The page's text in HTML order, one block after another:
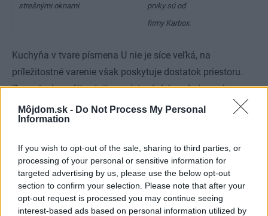
Môjdom.sk - Do Not Process My Personal
Information
If you wish to opt-out of the sale, sharing to third parties, or
processing of your personal or sensitive information for
targeted advertising by us, please use the below opt-out
section to confirm your selection. Please note that after your
opt-out request is processed you may continue seeing
interest-based ads based on personal information utilized by
strešnými oknami.
prvky sú od
firmy Karbox.
Kuchyňa v tvare písmena U nie je síce veľká, na
príležitostné varenie však poskytuje dostatok priestoru.
Za zmienku určite stojí nasvietený dekoračný prvok
v podlahe. Zasklená vitrína je teraz vysypaná bielymi
kameňmi, ale jej obsah možno meniť podľa nálady alebo
kúta priamo na kuchyňu. Povrch stola je z mliečneho skla
v kombinácii s chrómom.Stôl spoločne s bielymi
koženými stoličkami vytvárajú modernú a elegantnú
kombináciu.